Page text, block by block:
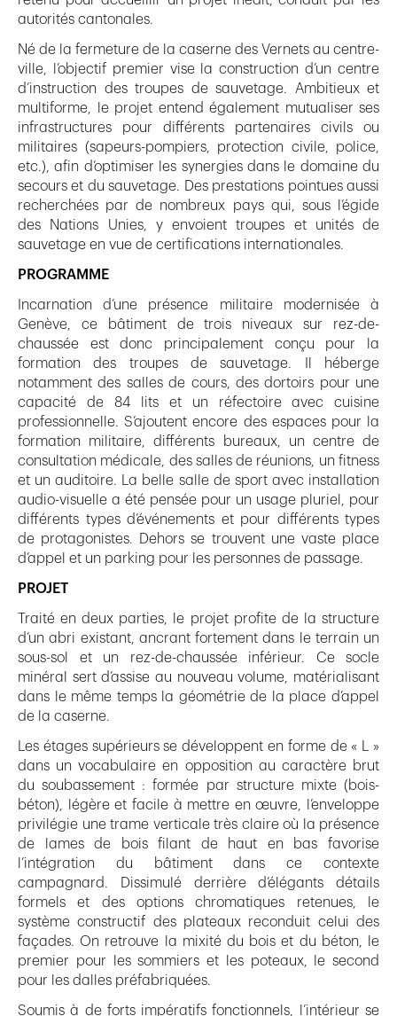
autorités cantonales.
Né de la fermeture de la caserne des Vernets au centre-
ville, l’objectif premier vise la construction d’un centre
d’instruction des troupes de sauvetage. Ambitieux et
multiforme, le projet entend également mutualiser ses
infrastructures pour différents partenaires civils ou
militaires (sapeurs-pompiers, protection civile, police,
etc.), afin d’optimiser les synergies dans le domaine du
secours et du sauvetage. Des prestations pointues aussi
recherchées par de nombreux pays qui, sous l’égide
des Nations Unies, y envoient troupes et unités de
sauvetage en vue de certifications internationales.
PROGRAMME
Incarnation d’une présence militaire modernisée à
Genève, ce bâtiment de trois niveaux sur rez-de-
chaussée est donc principalement conçu pour la
formation des troupes de sauvetage. Il héberge
notamment des salles de cours, des dortoirs pour une
capacité de 84 lits et un réfectoire avec cuisine
professionnelle. S’ajoutent encore des espaces pour la
formation militaire, différents bureaux, un centre de
consultation médicale, des salles de réunions, un fitness
et un auditoire. La belle salle de sport avec installation
audio-visuelle a été pensée pour un usage pluriel, pour
différents types d’événements et pour différents types
de protagonistes. Dehors se trouvent une vaste place
d’appel et un parking pour les personnes de passage.
PROJET
Traité en deux parties, le projet profite de la structure
d’un abri existant, ancrant fortement dans le terrain un
sous-sol et un rez-de-chaussée inférieur. Ce socle
minéral sert d’assise au nouveau volume, matérialisant
dans le même temps la géométrie de la place d’appel
de la caserne.
Les étages supérieurs se développent en forme de « L »
dans un vocabulaire en opposition au caractère brut
du soubassement : formée par structure mixte (bois-
béton), légère et facile à mettre en œuvre, l’enveloppe
privilégie une trame verticale très claire où la présence
de lames de bois filant de haut en bas favorise
l’intégration du bâtiment dans ce contexte
campagnard. Dissimulé derrière d’élégants détails
formels et des options chromatiques retenues, le
système constructif des plateaux reconduit celui des
façades. On retrouve la mixité du bois et du béton, le
premier pour les sommiers et les poteaux, le second
pour les dalles préfabriquées.
Soumis à de forts impératifs fonctionnels, l’intérieur se